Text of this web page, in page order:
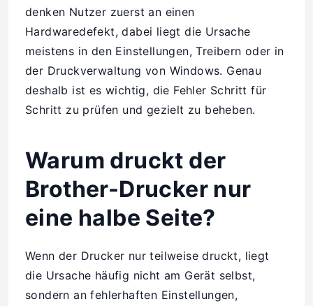
denken Nutzer zuerst an einen
Hardwaredefekt, dabei liegt die Ursache
meistens in den Einstellungen, Treibern oder in
der Druckverwaltung von Windows. Genau
deshalb ist es wichtig, die Fehler Schritt für
Schritt zu prüfen und gezielt zu beheben.
Warum druckt der
Brother-Drucker nur
eine halbe Seite?
Wenn der Drucker nur teilweise druckt, liegt
die Ursache häufig nicht am Gerät selbst,
sondern an fehlerhaften Einstellungen,